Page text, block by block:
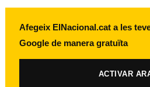
Afegeix ElNacional.cat a les
Google de manera gratuïta
ACTIVAR